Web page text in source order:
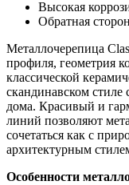
Высокая
Обратная
Металлочерепица
профиля, геометрия
классической
скандинавском
дома. Красивый и
линий позволяют
сочетаться как с
архитектурным
Особенности